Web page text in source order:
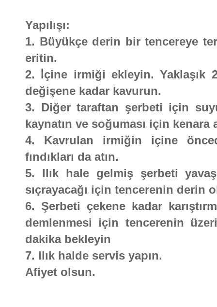
Yapılışı:
1. Büyükçe derin bir tencereye
eritin.
2. İçine irmiği ekleyin. Yaklaşık
değişene kadar kavurun.
3. Diğer taraftan şerbeti için
kaynatın ve soğuması için kenara
4. Kavrulan irmiğin içine
fındıkları da atın.
5. Ilık hale gelmiş şerbeti
sıçrayacağı için tencerenin derin
6. Şerbeti çekene kadar
demlenmesi için tencerenin
dakika bekleyin
7. Ilık halde servis yapın.
Afiyet olsun.